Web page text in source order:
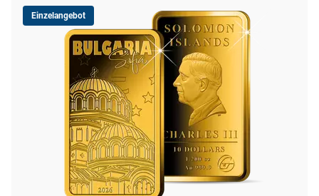
Einzelangebot